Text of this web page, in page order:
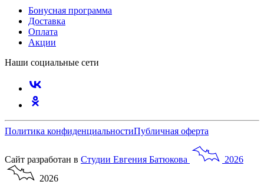
Бонусная программа
Доставка
Оплата
Акции
Наши социальные сети
Политика конфиденциальностиПубличная оферта
Сайт разработан в Студии Евгения Батюкова
2026
2026